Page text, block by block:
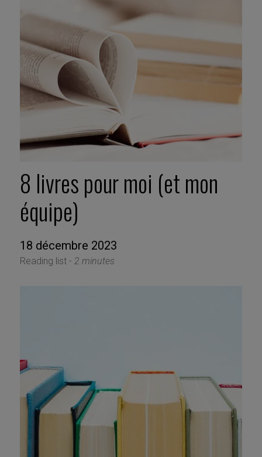
8 livres pour moi (et mon
équipe)
18 décembre 2023
Reading list - 2 minutes